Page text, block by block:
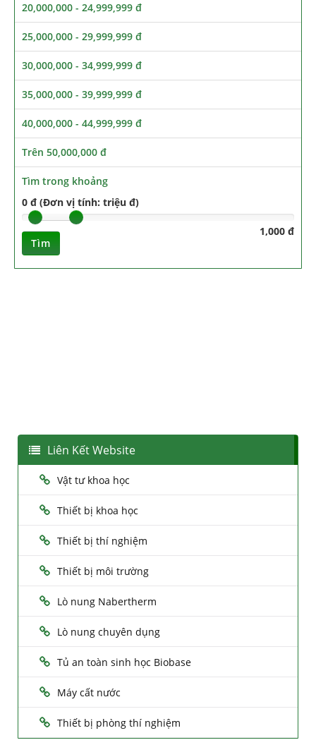
20,000,000 - 24,999,999 đ
25,000,000 - 29,999,999 đ
30,000,000 - 34,999,999 đ
35,000,000 - 39,999,999 đ
40,000,000 - 44,999,999 đ
Trên 50,000,000 đ
Tìm trong khoảng
0 đ (Đơn vị tính: triệu đ)
1,000 đ
Tìm
Liên Kết Website
Vật tư khoa học
Thiết bị khoa học
Thiết bị thí nghiệm
Thiết bị môi trường
Lò nung Nabertherm
Lò nung chuyên dụng
Tủ an toàn sinh học Biobase
Máy cất nước
Thiết bị phòng thí nghiệm